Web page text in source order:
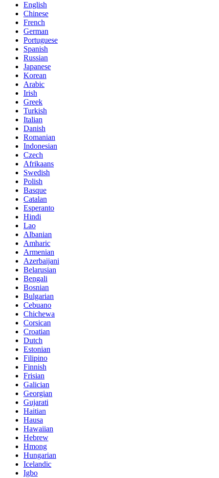
English
Chinese
French
German
Portuguese
Spanish
Russian
Japanese
Korean
Arabic
Irish
Greek
Turkish
Italian
Danish
Romanian
Indonesian
Czech
Afrikaans
Swedish
Polish
Basque
Catalan
Esperanto
Hindi
Lao
Albanian
Amharic
Armenian
Azerbaijani
Belarusian
Bengali
Bosnian
Bulgarian
Cebuano
Chichewa
Corsican
Croatian
Dutch
Estonian
Filipino
Finnish
Frisian
Galician
Georgian
Gujarati
Haitian
Hausa
Hawaiian
Hebrew
Hmong
Hungarian
Icelandic
Igbo